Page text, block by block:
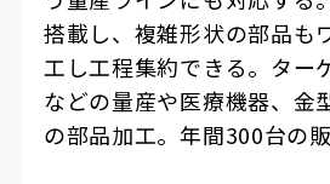
搭載し、複雑形状の部品も
工し工程集約できる。ター
などの量産や医療機器、金
の部品加工。年間300台の販